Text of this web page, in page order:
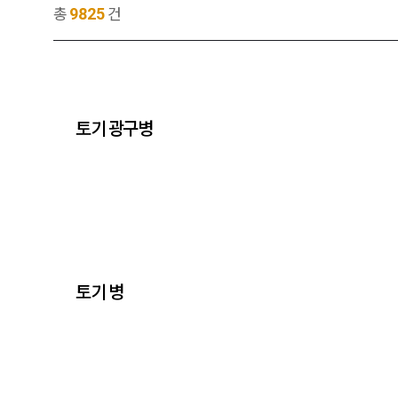
총 9825 건
토기 광구병
토기 병